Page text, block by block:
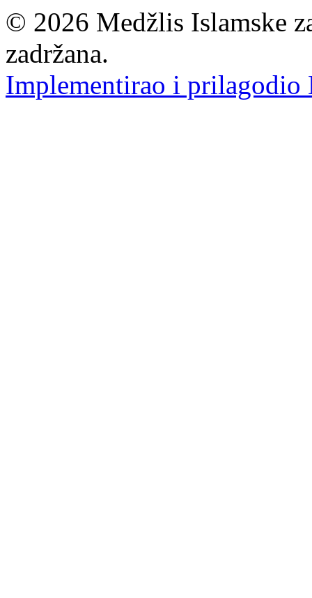
© 2026 Medžlis Islamske
zadržana.
Implementirao i prilagodio